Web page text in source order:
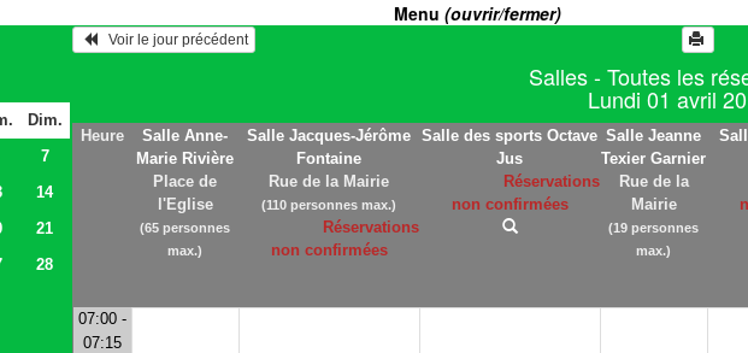
Menu (ouvrir/fermer)
Dim.
7
14
21
28
   Voir le jour précédent
Salles - Toutes les
Lundi 01 avril
Heure
Salle Anne-
Marie Rivière
Place de
l'Eglise
(65 personnes
max.)
Salle Jacques-Jérôme
Fontaine
Rue de la Mairie
(110 personnes max.)
Réservations
non confirmées
Salle des sports Octave
Jus
Réservations
non confirmées
Salle Jeanne
Texier Garnier
Rue de la
Mairie
(19 personnes
max.)
07:00 -
07:15